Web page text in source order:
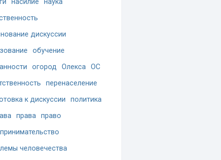
насилие
наука
дискуссии
обучение
огород Олекса ОС
перенаселение
к дискуссии
политика
права право
человечества